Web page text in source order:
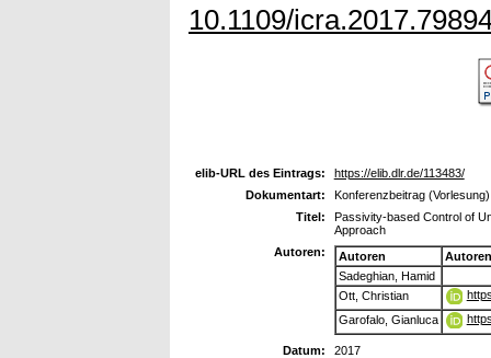
10.1109/
elib-URL des Eintrags:
https://elib.dlr.de/113483/
Dokumentart:
Konferenzbeitrag (Vorlesung)
Titel:
Passivity-based Control of
Approach
Autoren:
Autoren
Sadeghian, Hamid
Ott, Christian
Garofalo, Gianluca
Datum:
2017